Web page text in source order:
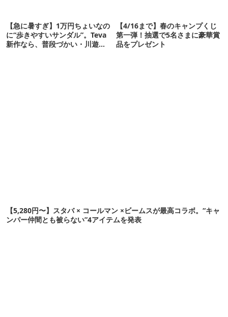
【急に暑すぎ】1万円ちょいなの
に“歩きやすいサンダル”。Teva
新作なら、普段づかい・川遊
【4/16まで】春のキャンプくじ
第一弾！抽選で5名さまに豪華賞
品をプレゼント
【5,280円〜】スタバ × コールマン ×ビームスが最高コラボ。“キャ
ンパー仲間とも被らない”4アイテムを発表